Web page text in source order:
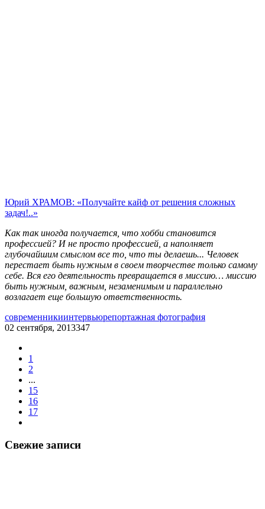
Юрий ХРАМОВ: «Получайте кайф от решения сложных
задач!..»
Как так иногда получается, что хобби становится
профессией? И не просто профессией, а наполняет
глубочайшим смыслом все то, что ты делаешь... Человек
перестает быть нужным в своем творчестве только самому
себе. Вся его деятельность превращается в миссию… миссию
быть нужным, важным, незаменимым и параллельно
возлагает еще большую ответственность.
современникиинтервьюрепортажная фотография
02 сентября, 2013347
1
2
...
15
16
17
Свежие записи